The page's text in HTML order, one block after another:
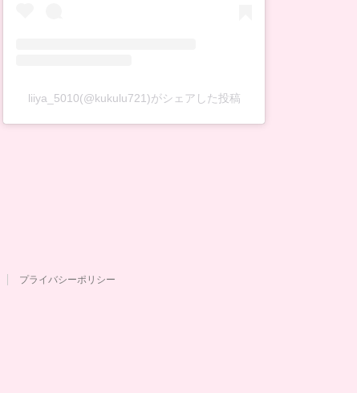
liiya_5010(@kukulu721)がシェアした投稿
プライバシーポリシー